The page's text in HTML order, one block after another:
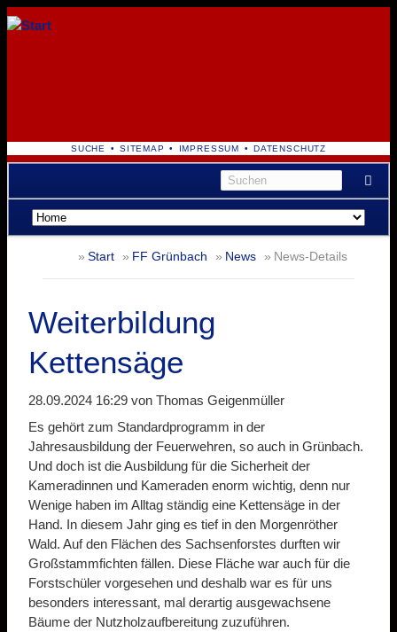
NAVIGATION
ÜBERSPRINGEN
SUCHE SITEMAP IMPRESSUM DATENSCHUTZ
Navigation
überspringen
Start FF Grünbach News News-Details
Weiterbildung
Kettensäge
28.09.2024 16:29 von Thomas Geigenmüller
Es gehört zum Standardprogramm in der
Jahresausbildung der Feuerwehren, so auch in Grünbach.
Und doch ist die Ausbildung für die Sicherheit der
Kameradinnen und Kameraden enorm wichtig, denn nur
Wenige haben im Alltag ständig eine Kettensäge in der
Hand. In diesem Jahr ging es tief in den Morgenröther
Wald. Auf den Flächen des Sachsenforstes durften wir
Großstammfichten fällen. Diese Fläche war auch für die
Forstschüler vorgesehen und deshalb war es für uns
besonders interessant, mal derartig ausgewachsene
Bäume der Nutzholzaufbereitung zuzuführen.